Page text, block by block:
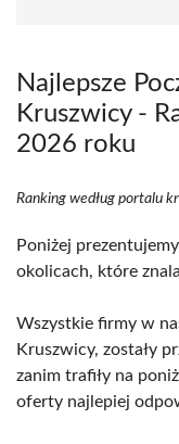
Najlepsze
Kruszwicy -
2026 roku
Ranking według portalu
Poniżej
okolicach, które
Wszystkie firmy w
Kruszwicy, zostały
zanim trafiły na
oferty najlepiej